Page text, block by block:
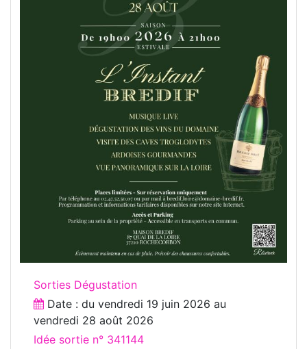
Sorties Dégustation
Date : du vendredi 19 juin 2026 au
vendredi 28 août 2026
Idée sortie n° 341144